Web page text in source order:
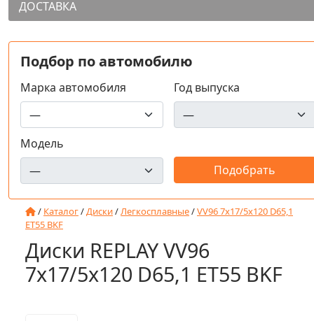
ДОСТАВКА
Подбор по автомобилю
Марка автомобиля Год выпуска
Модель
/ Каталог/Диски/Легкосплавные/VV96 7x17/5x120 D65,1
ET55 BKF
Диски REPLAY VV96
7x17/5x120 D65,1 ET55 BKF